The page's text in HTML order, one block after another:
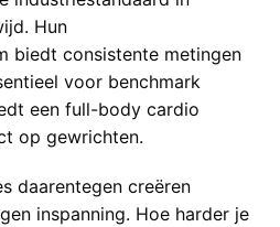
Hun
biedt consistente metingen
voor benchmark
een full-body cardio
op gewrichten.
daarentegen creëren
inspanning. Hoe harder je